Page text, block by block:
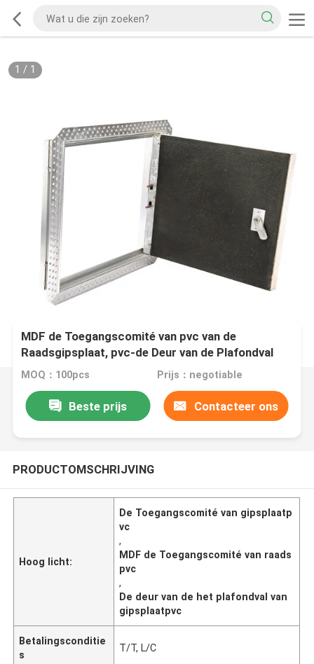
1 / 1
MDF de Toegangscomité van pvc van de
Raadsgipsplaat, pvc-de Deur van de Plafondval
MOQ：100pcs Prijs：negotiable
Beste prijs Contacteer ons
PRODUCTOMSCHRIJVING
Hoog licht:
De Toegangscomité van gipsplaatp
vc
,
MDF de Toegangscomité van raads
pvc
,
De deur van de het plafondval van
gipsplaatpvc
Betalingsconditie
s
T/T, L/C